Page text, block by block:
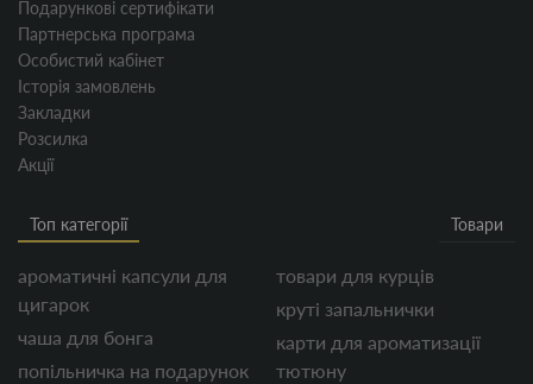
Подарункові сертифікати
Партнерська програма
Особистий кабінет
Історія замовлень
Закладки
Розсилка
Акції
Топ категорії Товари
ароматичні капсули для
цигарок
чаша для бонга
попільничка на подарунок
товари для курців
круті запальнички
карти для ароматизації
тютюну